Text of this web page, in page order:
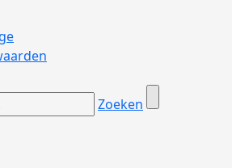
Zoeken